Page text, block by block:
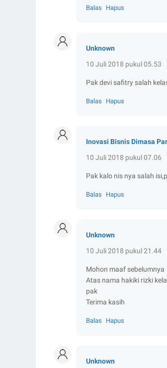
Balas Hapus
Unknown
10 Juli 2018 pukul 05.53
Pak devi safitry salah
Balas Hapus
Inovasi Bisnis Dimasa
10 Juli 2018 pukul 07.06
Pak kalo nis nya salah
Balas Hapus
Unknown
10 Juli 2018 pukul 21.44
Mohon maaf sebelumnya
Atas nama hakiki rizki
pak
Terima kasih
Balas Hapus
Unknown